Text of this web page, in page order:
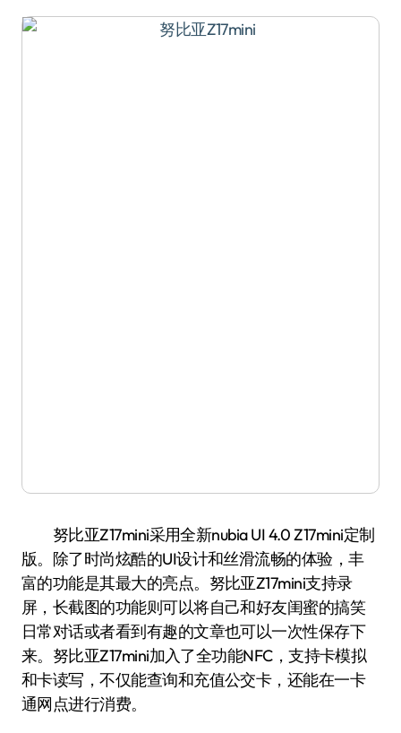
努比亚Z17mini采用全新nubia UI 4.0 Z17mini定制
版。除了时尚炫酷的UI设计和丝滑流畅的体验，丰
富的功能是其最大的亮点。努比亚Z17mini支持录
屏，长截图的功能则可以将自己和好友闺蜜的搞笑
日常对话或者看到有趣的文章也可以一次性保存下
来。努比亚Z17mini加入了全功能NFC，支持卡模拟
和卡读写，不仅能查询和充值公交卡，还能在一卡
通网点进行消费。